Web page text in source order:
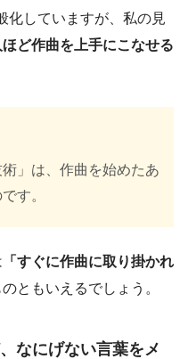
化していますが、私の見
ど作曲を上手にこなせる
」は、作曲を始めたあ
す。
「すぐに作曲に取り掛かれ
ともいえるでしょう。
なにげない言葉をメ